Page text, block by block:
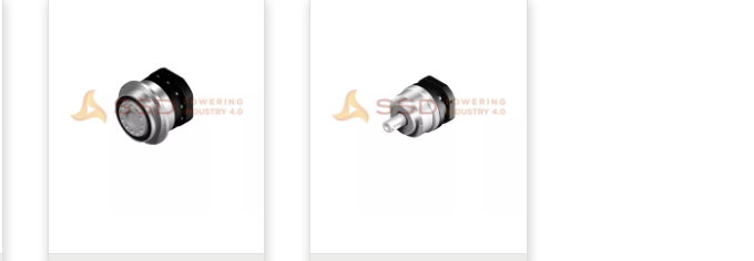
yang sangat pendek,
dengan adaptor motor
standar. Presisi
Tertinggi, Torsi Te.....
Design yang
Akurat di pasaran saat
ini. Akurasi Superior
kurang dari 1 arc-min